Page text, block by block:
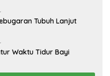
Tubuh Lanjut
Waktu Tidur Bayi